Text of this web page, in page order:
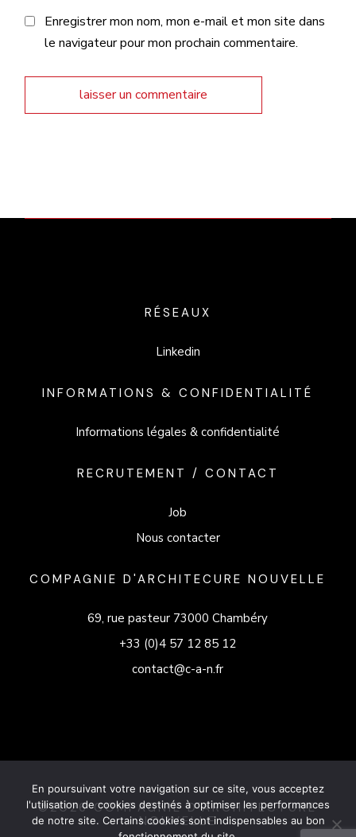
Enregistrer mon nom, mon e-mail et mon site dans
le navigateur pour mon prochain commentaire.
laisser un commentaire
RÉSEAUX
Linkedin
INFORMATIONS & CONFIDENTIALITÉ
Informations légales & confidentialité
RECRUTEMENT / CONTACT
Job
Nous contacter
COMPAGNIE D'ARCHITECURE NOUVELLE
69, rue pasteur 73000 Chambéry
+33 (0)4 57 12 85 12
contact@c-a-n.fr
©2026 COMPAGNIE D'ARCHITECTURE
NOUVELLE
En poursuivant votre navigation sur ce site, vous acceptez
l'utilisation de cookies destinés à optimiser les performances
de notre site. Certains cookies sont indispensables au bon